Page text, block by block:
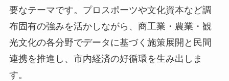
要なテーマです。プロスポーツや文化資本など調
布固有の強みを活かしながら、商工業・農業・観
光文化の各分野でデータに基づく施策展開と民間
連携を推進し、市内経済の好循環を生み出しま
す。